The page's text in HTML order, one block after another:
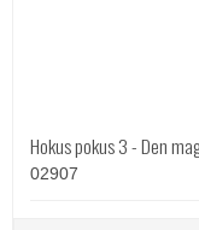
Hokus pokus 3 - Den
02907